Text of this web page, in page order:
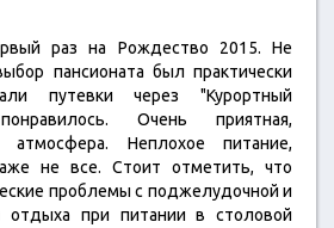
раз на Рождество 2015. Не
пансионата был практически
путевки через "Курортный
Очень приятная,
атмосфера. Неплохое питание,
не все. Стоит отметить, что
проблемы с поджелудочной и
отдыха при питании в столовой